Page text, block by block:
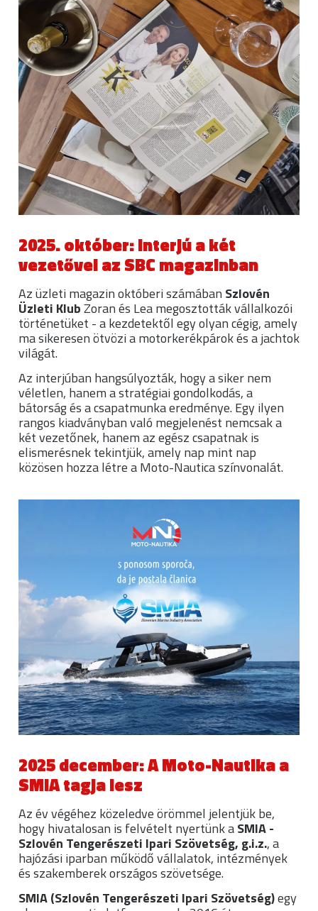
2025. október: Interjú a két
vezetővel az SBC magazinban
Az üzleti magazin októberi számában Szlovén
Üzleti KlubZoran és Lea megosztották vállalkozói
történetüket - a kezdetektől egy olyan cégig, amely
ma sikeresen ötvözi a motorkerékpárok és a jachtok
világát.
Az interjúban hangsúlyozták, hogy a siker nem
véletlen, hanem a stratégiai gondolkodás, a
bátorság és a csapatmunka eredménye. Egy ilyen
rangos kiadványban való megjelenést nemcsak a
két vezetőnek, hanem az egész csapatnak is
elismerésnek tekintjük, amely nap mint nap
közösen hozza létre a Moto-Nautica színvonalát.
2025 december: A Moto-Nautika a
SMIA tagja lesz
Az év végéhez közeledve örömmel jelentjük be,
hogy hivatalosan is felvételt nyertünk aSMIA -
Szlovén Tengerészeti Ipari Szövetség, g.i.z., a
hajózási iparban működő vállalatok, intézmények
és szakemberek országos szövetsége.
SMIA (Szlovén Tengerészeti Ipari Szövetség)egy